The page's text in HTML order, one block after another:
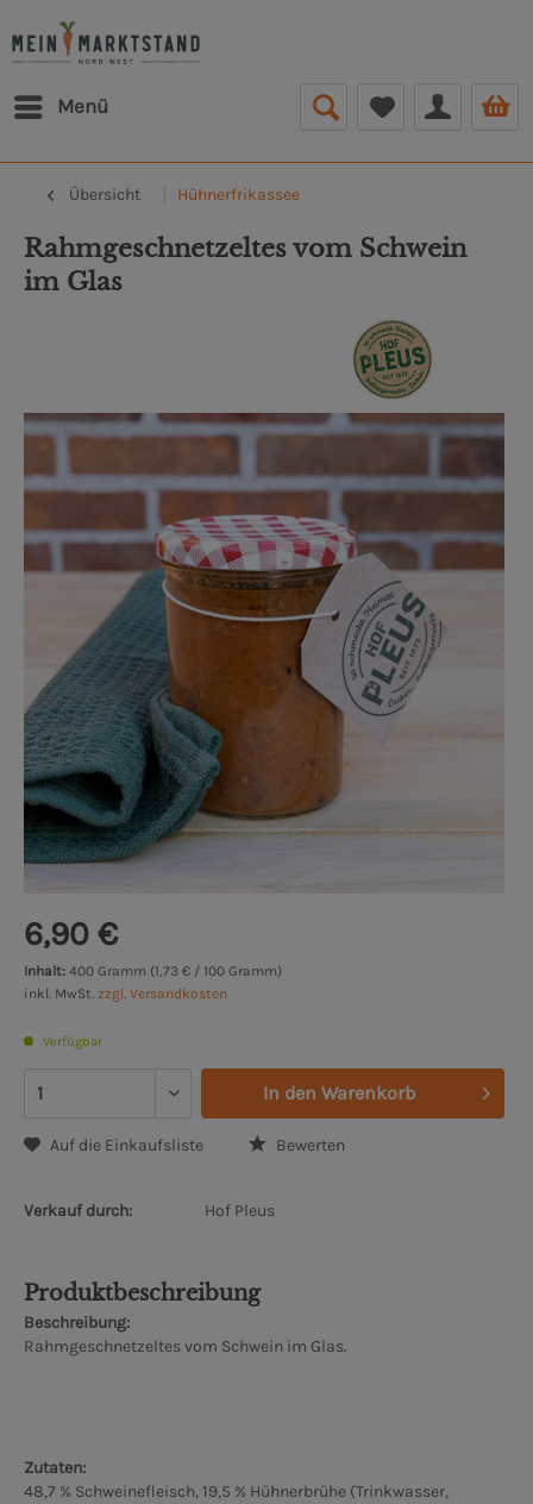
Menü
Übersicht Hühnerfrikassee
Rahmgeschnetzeltes vom Schwein
im Glas
6,90 €
Inhalt: 400 Gramm (1,73 € / 100 Gramm)
inkl. MwSt. zzgl. Versandkosten
Verfügbar
In den Warenkorb
Auf die Einkaufsliste Bewerten
Verkauf durch: Hof Pleus
Produktbeschreibung
Beschreibung:
Rahmgeschnetzeltes vom Schwein im Glas.
Zutaten:
48,7 % Schweinefleisch, 19,5 % Hühnerbrühe (Trinkwasser,